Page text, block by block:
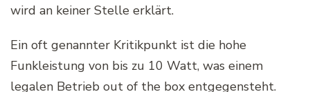
wird an keiner Stelle erklärt.
Ein oft genannter Kritikpunkt ist die hohe
Funkleistung von bis zu 10 Watt, was einem
legalen Betrieb out of the box entgegensteht.